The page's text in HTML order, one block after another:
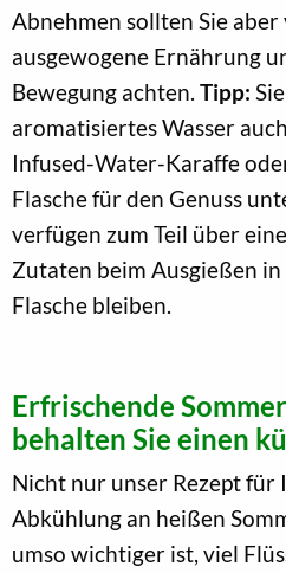
Abnehmen sollten Sie
ausgewogene Ernährung
Bewegung achten. Tipp:
aromatisiertes Wasser
Infused-Water-Karaffe
Flasche für den Genuss
verfügen zum Teil über
Zutaten beim Ausgießen
Flasche bleiben.
Erfrischende
behalten Sie einen
Nicht nur unser Rezept
Abkühlung an heißen
umso wichtiger ist, viel